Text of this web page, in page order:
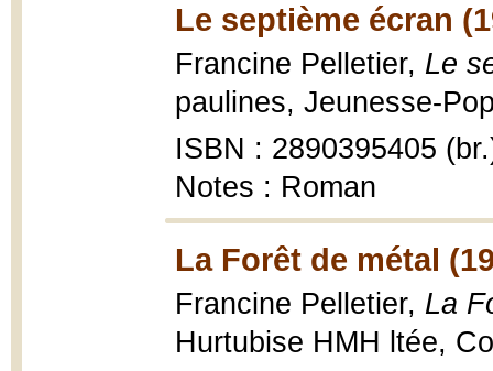
Le septième écran
Francine Pelletier, Le
paulines, Jeunesse-
ISBN : 2890395405
Notes : Roman
La Forêt de métal
Francine Pelletier, La
Hurtubise HMH ltée,